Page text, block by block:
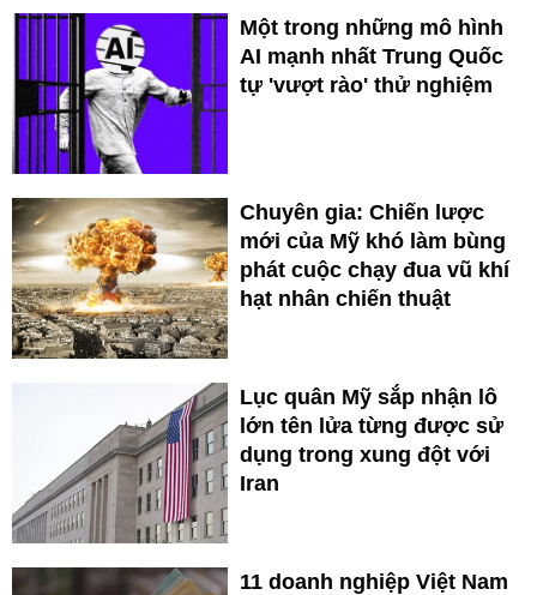
Một trong những mô hình
AI mạnh nhất Trung Quốc
tự 'vượt rào' thử nghiệm
Chuyên gia: Chiến lược
mới của Mỹ khó làm bùng
phát cuộc chạy đua vũ khí
hạt nhân chiến thuật
Lục quân Mỹ sắp nhận lô
lớn tên lửa từng được sử
dụng trong xung đột với
Iran
11 doanh nghiệp Việt Nam